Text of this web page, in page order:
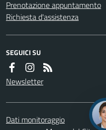
Prenotazione appuntamento
Richiesta d'assistenza
SEGUICI SU
Newsletter
Dati monitoraggio